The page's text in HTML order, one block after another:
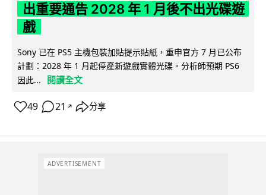
出重要通告 2028 年 1 月後不出光碟遊
戲
Sony 已在 PS5 主機包裝加貼提示貼紙，重申官方 7 月已公布
計劃：2028 年 1 月起停產新遊戲實體光碟。分析師預期 PS6
因此...
閱讀全文
49 21 ↗ 分享
ADVERTISEMENT